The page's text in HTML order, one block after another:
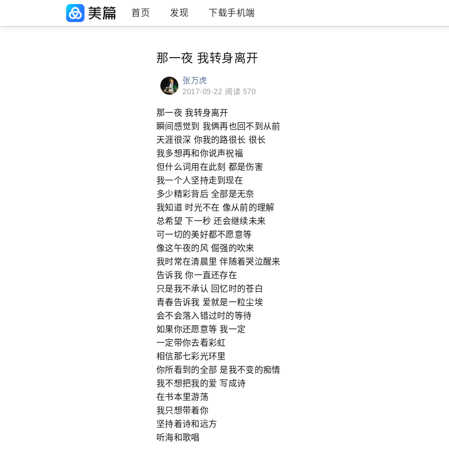
首页 发现 下载手机端
那一夜 我转身离开
张万虎
2017-09-22 阅读 570
那一夜 我转身离开
瞬间感觉到 我俩再也回不到从前
天涯很深 你我的路很长 很长
我多想再和你说声祝福
但什么词用在此刻 都是伤害
我一个人坚持走到现在
多少精彩背后 全部是无奈
我知道 时光不在 像从前的理解
总希望 下一秒 还会继续未来
可一切的美好都不愿意等
像这午夜的风 倔强的吹来
我时常在清晨里 伴随着哭泣醒来
告诉我 你一直还存在
只是我不承认 回忆时的苍白
青春告诉我 爱就是一粒尘埃
会不会落入错过时的等待
如果你还愿意等 我一定
一定带你去看彩虹
相信那七彩光环里
你所看到的全部 是我不变的痴情
我不想把我的爱 写成诗
在书本里游荡
我只想带着你
坚持着诗和远方
听海和歌唱